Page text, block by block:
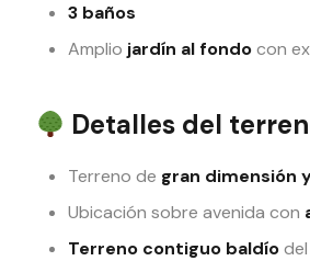
3 baños
Amplio jardín al fondocon
Detalles del
Terreno de gran dimensión
Ubicación sobre avenida con
Terreno contiguo baldío